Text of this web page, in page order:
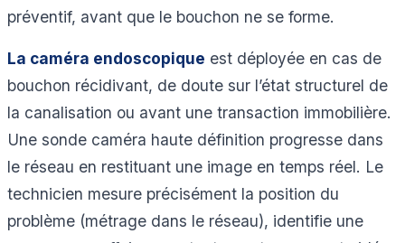
préventif, avant que le bouchon ne se forme.
La caméra endoscopique est déployée en cas de
bouchon récidivant, de doute sur l’état structurel de
la canalisation ou avant une transaction immobilière.
Une sonde caméra haute définition progresse dans
le réseau en restituant une image en temps réel. Le
technicien mesure précisément la position du
problème (métrage dans le réseau), identifie une